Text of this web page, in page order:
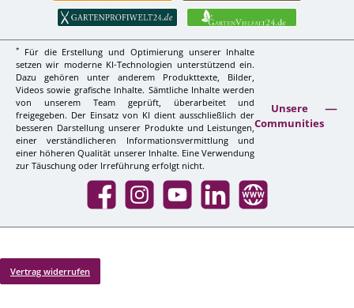
*
Für die Erstellung und Optimierung unserer Inhalte
setzen wir moderne KI-Technologien unterstützend ein.
Dazu gehören unter anderem Produkttexte, Bilder,
Videos sowie grafische Inhalte. Sämtliche Inhalte werden
von unserem Team geprüft, überarbeitet und
freigegeben. Der Einsatz von KI dient ausschließlich der
besseren Darstellung unserer Produkte und Leistungen,
einer verständlicheren Informationsvermittlung und
einer höheren Qualität unserer Inhalte. Eine Verwendung
zur Täuschung oder Irreführung erfolgt nicht.
Unsere
Communities
Facebook InstagramYouTube LinkedIn Website
Vertrag widerrufen